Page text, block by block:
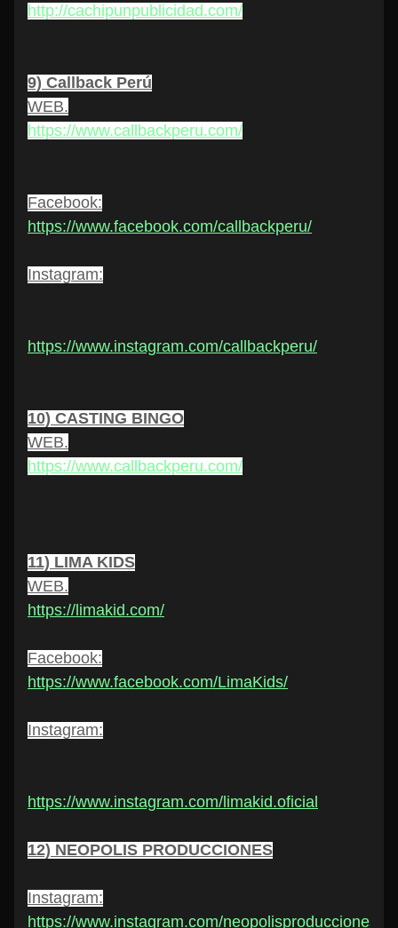
http://cachipunpublicidad.com/
9) Callback Perú
WEB.
https://www.callbackperu.com/
Facebook:
https://www.facebook.com/callbackperu/
Instagram:
https://www.instagram.com/callbackperu/
10) CASTING BINGO
WEB.
https://www.callbackperu.com/
11) LIMA KIDS
WEB.
https://limakid.com/
Facebook:
https://www.facebook.com/LimaKids/
Instagram:
https://www.instagram.com/limakid.oficial
12) NEOPOLIS PRODUCCIONES
Instagram:
https://www.instagram.com/neopolisproducciones/